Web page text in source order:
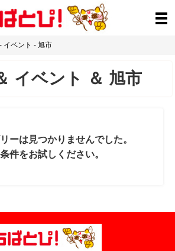
- イベント - 旭市
イベント ＆ 旭市
ーは見つかりませんでした。
件をお試しください。